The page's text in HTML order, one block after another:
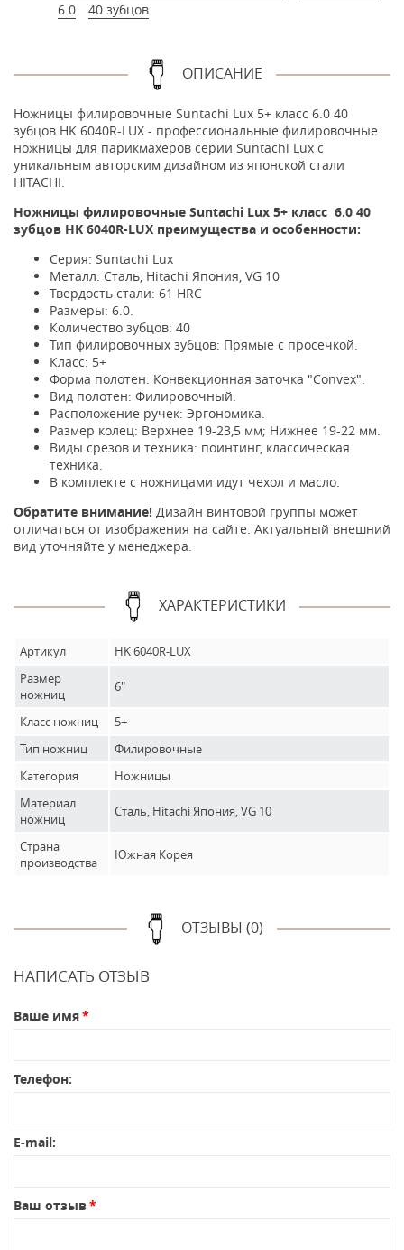
6.0
40 зубцов
ОПИСАНИЕ
Ножницы филировочные Suntachi Lux 5+ класс 6.0 40
зубцов HK 6040R-LUX - профессиональные филировочные
ножницы для парикмахеров серии Suntachi Lux с
уникальным авторским дизайном из японской стали
HITACHI.
Ножницы филировочные Suntachi Lux 5+ класс 6.0 40
зубцов HK 6040R-LUX преимущества и особенности:
Серия: Suntachi Lux
Металл: Сталь, Hitachi Япония, VG 10
Твердость стали: 61 HRC
Размеры: 6.0.
Количество зубцов: 40
Тип филировочных зубцов: Прямые с просечкой.
Класс: 5+
Форма полотен: Конвекционная заточка "Convex".
Вид полотен: Филировочный.
Расположение ручек: Эргономика.
Размер колец: Верхнее 19-23,5 мм; Нижнее 19-22 мм.
Виды срезов и техника: поинтинг, классическая
техника.
В комплекте с ножницами идут чехол и масло.
Обратите внимание! Дизайн винтовой группы может
отличаться от изображения на сайте. Актуальный внешний
вид уточняйте у менеджера.
ХАРАКТЕРИСТИКИ
Артикул
HK 6040R-LUX
Размер
ножниц
6"
Класс ножниц
5+
Тип ножниц
Филировочные
Категория
Ножницы
Материал
ножниц
Сталь, Hitachi Япония, VG 10
Страна
производства
Южная Корея
ОТЗЫВЫ (0)
НАПИСАТЬ ОТЗЫВ
Ваше имя
Телефон:
E-mail:
Ваш отзыв